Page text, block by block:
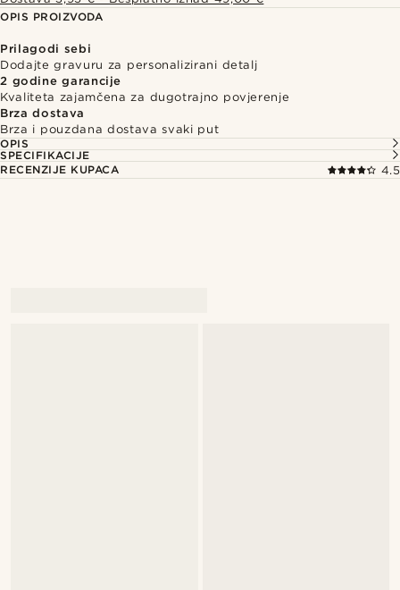
OPIS PROIZVODA
Prilagodi sebi
Dodajte gravuru za personalizirani detalj
2 godine garancije
Kvaliteta zajamčena za dugotrajno povjerenje
Brza dostava
Brza i pouzdana dostava svaki put
OPIS
SPECIFIKACIJE
RECENZIJE KUPACA
4.5